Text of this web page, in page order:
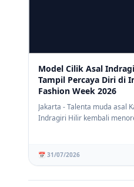
Model Cilik Asal
Tampil Percaya Diri di
Fashion Week 2026
Jakarta - Talenta muda asal
Indragiri Hilir kembali
📅 31/07/2026